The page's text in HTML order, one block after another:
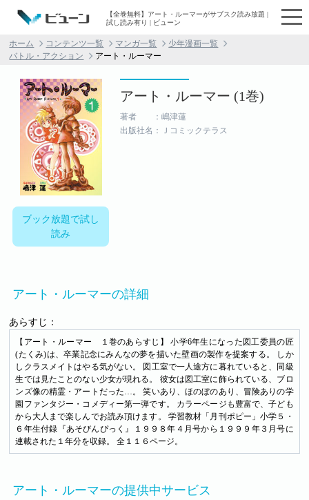
【全巻無料】アート・ルーマーがサブスク読み放題 |
試し読み有り | ビューン
ホーム コンテンツ一覧 マンガ一覧
少年漫画一覧
バトル・アクション
アート・ルーマー
ブック放題で試し
読み
アート・ルーマー (1巻)
著者 ：嶋津蓮
出版社名：Ｊコミックテラス
アート・ルーマーの詳細
あらすじ：
【アート・ルーマー １巻のあらすじ】 小学6年生になった図工委員の匠
(たくみ)は、卒業記念にみんなの夢を描いた壁画の製作を提案する。 しか
しクラスメイトはやる気がない。 図工室で一人途方に暮れていると、同級
生では見たことのない少女が現れる。 彼女は図工室に飾られている、ブロ
ンズ像の精霊・アートだった…。 笑いあり、ほのぼのあり、冒険ありの学
園ファンタジー・コメディー第一弾です。 カラーページも豊富で、子ども
から大人まで楽しんでお読み頂けます。 学習教材「月刊ポピー」小学５・
６年生付録『あそびんぴっく』１９９８年４月号から１９９９年３月号に
連載された１年分を収録。 全１１６ページ。
アート・ルーマーの提供中サービス